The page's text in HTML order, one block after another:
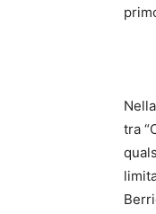
tra